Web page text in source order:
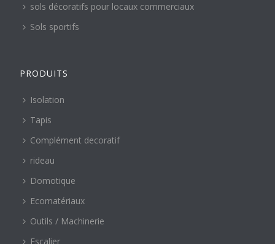
sols décoratifs pour locaux commerciaux
Sols sportifs
PRODUITS
Isolation
Tapis
Complément decoratif
rideau
Domotique
Ecomatériaux
Outils / Machinerie
Escalier